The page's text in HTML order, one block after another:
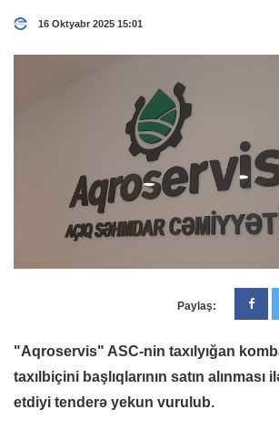
16 Oktyabr 2025 15:01
Paylaş:
"Aqroservis" ASC-nin taxılyığan
taxılbiçini başlıqlarının satın alınması
etdiyi tenderə yekun vurulub.